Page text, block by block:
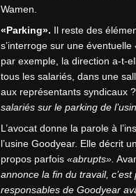
Wamen.
«Parking». Il reste des
s’interroge sur une éventuelle
par exemple, la direction a-t-
tous les salariés, dans une
aux représentants syndicaux
salariés sur le parking de
L’avocat donne la parole à
l’usine Goodyear. Elle décrit
propos parfois «abrupts».
annonce la fin du travail,
responsables de Goodyear